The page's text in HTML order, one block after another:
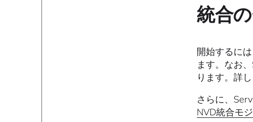
統合
開始するには
ます。なお
ります。詳
さらに、
NVD統合モ